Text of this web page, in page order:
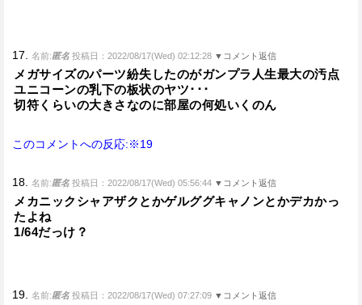
17. 名前:匿名 投稿日：2022/08/17(Wed) 02:12:28 ▼コメント返信
メガサイズのパーツ紛失したのがガンプラ人生最大の汚点
ユニコーンの乳下の板状のヤツ･･･
切符くらいの大きさなのに部屋の何処いくのん
このコメントへの反応:※19
18. 名前:匿名 投稿日：2022/08/17(Wed) 05:56:44 ▼コメント返信
メカニックシャアザクとかゲルググキャノンとかデカかっ
たよね
1/64だっけ？
19. 名前:匿名 投稿日：2022/08/17(Wed) 07:27:09 ▼コメント返信